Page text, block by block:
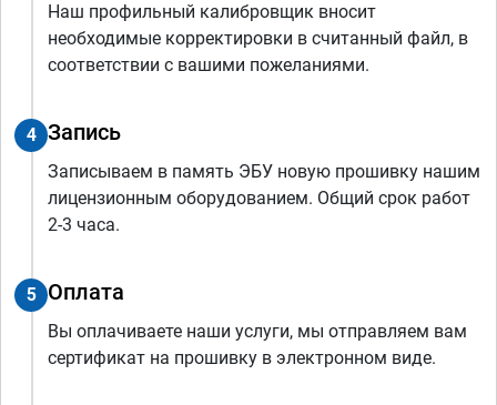
Наш профильный калибровщик вносит
необходимые корректировки в считанный файл, в
соответствии с вашими пожеланиями.
4 Запись
Записываем в память ЭБУ новую прошивку нашим
лицензионным оборудованием. Общий срок работ
2-3 часа.
5 Оплата
Вы оплачиваете наши услуги, мы отправляем вам
сертификат на прошивку в электронном виде.